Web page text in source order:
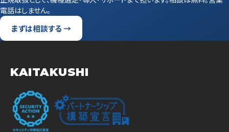
電話はしません。
まずは相談する →
KAITAKUSHI